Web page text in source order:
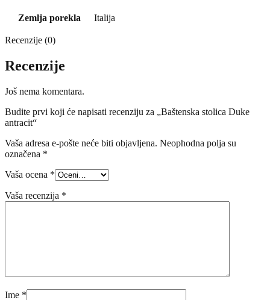
Zemlja porekla Italija
Recenzije (0)
Recenzije
Još nema komentara.
Budite prvi koji će napisati recenziju za „Baštenska stolica Duke
antracit“
Vaša adresa e-pošte neće biti objavljena. Neophodna polja su
označena *
Vaša ocena *
Vaša recenzija *
Ime *